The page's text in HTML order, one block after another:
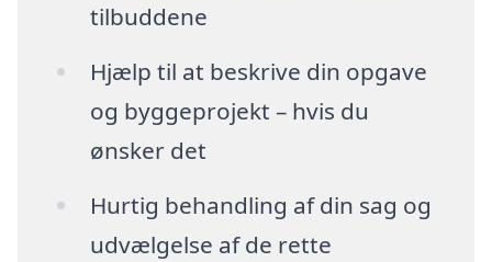
tilbuddene
Hjælp til at beskrive din opgave
og byggeprojekt – hvis du
ønsker det
Hurtig behandling af din sag og
udvælgelse af de rette